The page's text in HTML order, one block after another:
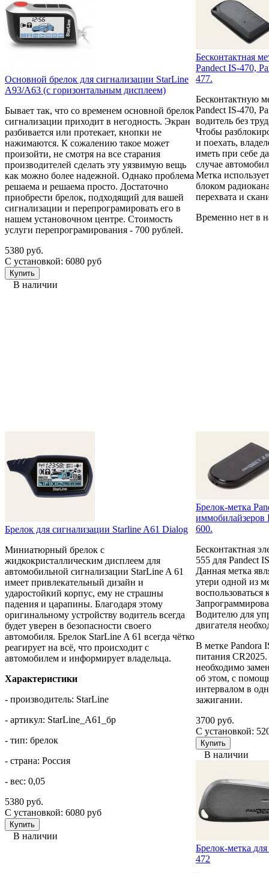
Основной брелок для сигнализации StarLine
А93/A63 (с горизонтальным дисплеем)
Бывает так, что со временем основной брелок
сигнализации приходит в негодность. Экран
разбивается или протекает, кнопки не
нажимаются. К сожалению такое может
произойти, не смотря на все старания
производителей сделать эту уязвимую вещь
как можно более надежной. Однако проблема
решаема и решаема просто. Достаточно
приобрести брелок, подходящий для вашей
сигнализации и перепрограмировать его в
нашем установочном центре. Стоимость
услуги перепрограмирования - 700 рублей.
5380 руб.
С установкой: 6080 руб
В наличии
Бесконтактная
Pandect IS-470,
477.
Бесконтактную
Pandect IS-470,
водитель без
Чтобы
и поехать,
иметь при себе
случае
Метка
блоком
перехвата и
Временно нет в
Брелок для сигнализации Starline A61 Dialog
Миниатюрный брелок с
жидкокристаллическим дисплеем для
автомобильной сигнализации StarLine A 61
имеет привлекательный дизайн и
ударостойкий корпус, ему не страшны
падения и царапины. Благодаря этому
оригинальному устройству водитель всегда
будет уверен в безопасности своего
автомобиля. Брелок StarLine A 61 всегда чётко
реагирует на всё, что происходит с
автомобилем и информирует владельца.
Характеристики
- производитель: StarLine
- артикул: StarLine_A61_бр
- тип: брелок
- страна: Россия
- вес: 0,05
5380 руб.
С установкой: 6080 руб
В наличии
Брелок-метка
иммобилайзеров
600.
Бесконтактная
555 для Pandect
Данная метка
утери одной из
воспользоваться
Водителю для
двигателя
В метке Pandora
питания
необходимо
об этом, с
интервалом в
зажигании.
3700 руб.
С установкой:
В наличии
Брелок-метка
472